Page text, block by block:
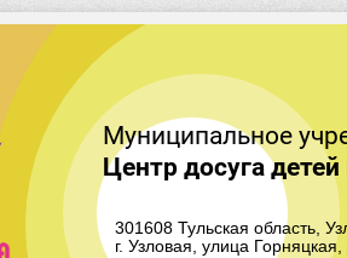
Муниципальное
Центр досуга
301608 Тульская область,
г. Узловая, улица